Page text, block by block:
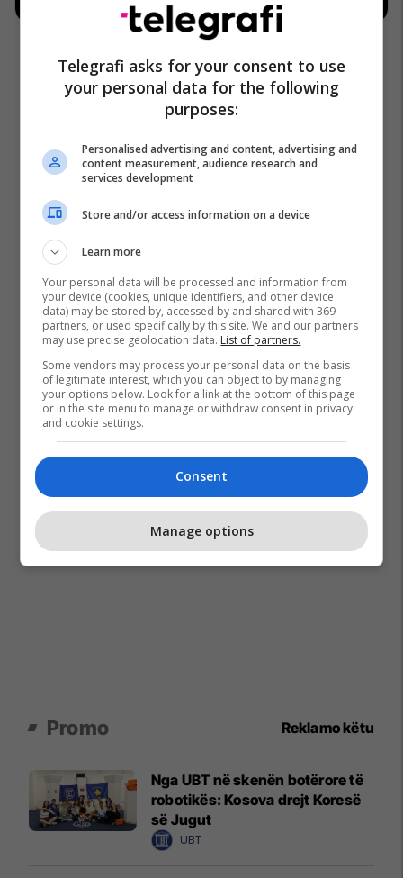
Promo Reklamo këtu
Nga UBT në skenën botërore të
robotikës: Kosova drejt Koresë
së Jugut
UBT
Telegrafi asks for your consent to use
your personal data for the following
purposes:
Personalised advertising and content, advertising and
content measurement, audience research and
services development
Store and/or access information on a device
Learn more
Your personal data will be processed and information from
your device (cookies, unique identifiers, and other device
data) may be stored by, accessed by and shared with 369
partners, or used specifically by this site. We and our partners
may use precise geolocation data. List of partners.
Some vendors may process your personal data on the basis
of legitimate interest, which you can object to by managing
your options below. Look for a link at the bottom of this page
or in the site menu to manage or withdraw consent in privacy
and cookie settings.
Consent
Manage options